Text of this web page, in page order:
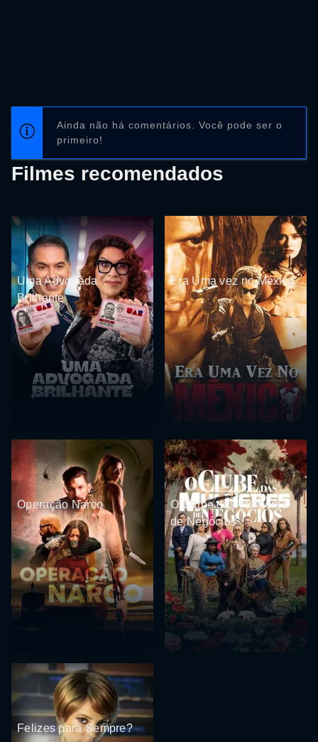
Ainda não há comentários. Você pode ser o
primeiro!
Filmes recomendados
Uma Advogada
Brilhante
Era Uma vez no México
Operação Narco
O Clube das Mulheres
de Negócios
Felizes para Sempre?